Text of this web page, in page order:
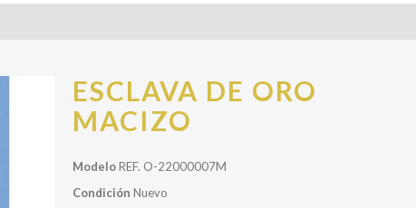
ESCLAVA DE ORO
MACIZO
Modelo REF. O-22000007M
Condición Nuevo